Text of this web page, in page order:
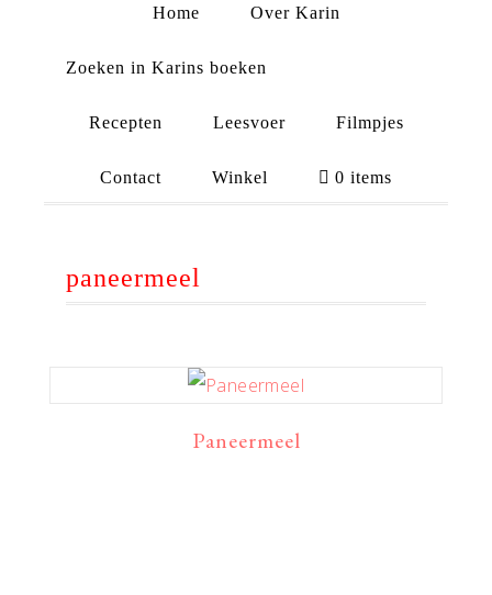
Home Over Karin
Zoeken in Karins boeken
Recepten Leesvoer Filmpjes
Contact Winkel 0 items
paneermeel
Paneermeel